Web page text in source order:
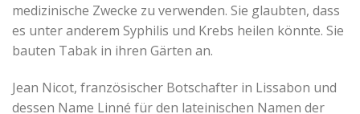
medizinische Zwecke zu verwenden. Sie glaubten, dass
es unter anderem Syphilis und Krebs heilen könnte. Sie
bauten Tabak in ihren Gärten an.
Jean Nicot, französischer Botschafter in Lissabon und
dessen Name Linné für den lateinischen Namen der